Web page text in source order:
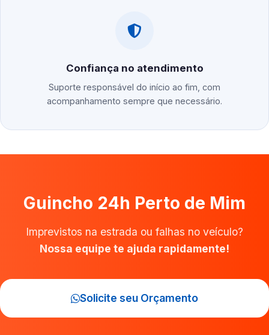
Confiança no atendimento
Suporte responsável do início ao fim, com
acompanhamento sempre que necessário.
Guincho 24h Perto de Mim
Imprevistos na estrada ou falhas no veículo?
Nossa equipe te ajuda rapidamente!
Solicite seu Orçamento